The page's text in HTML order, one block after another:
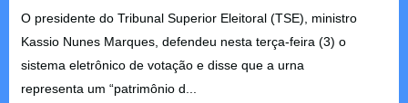
O presidente do Tribunal Superior Eleitoral (TSE), ministro
Kassio Nunes Marques, defendeu nesta terça-feira (3) o
sistema eletrônico de votação e disse que a urna
representa um “patrimônio d...